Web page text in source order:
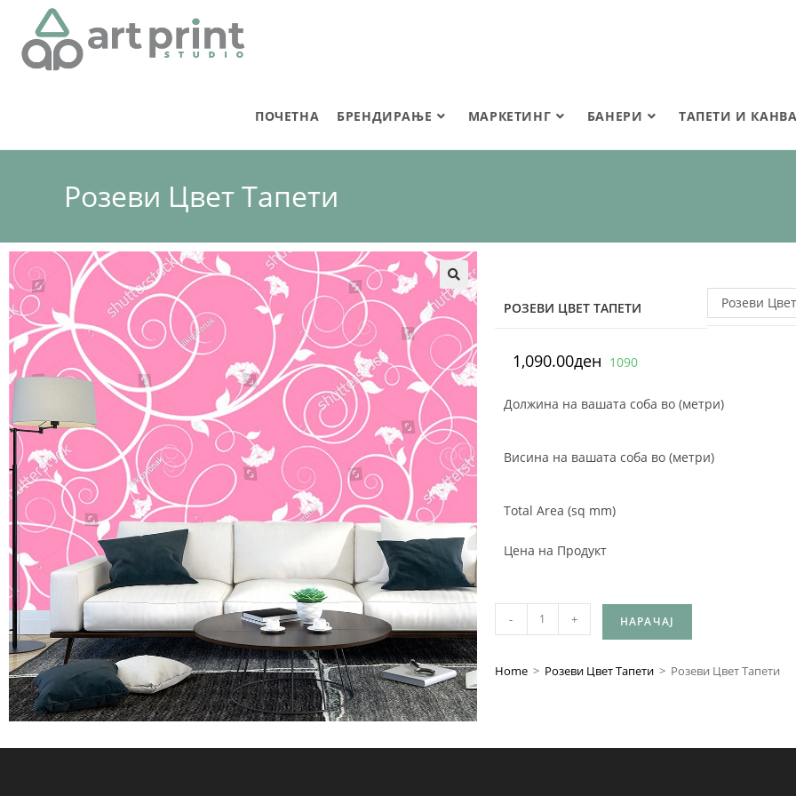
ПОЧЕТНА БРЕНДИРАЊЕ МАРКЕТИНГ БАНЕРИ ТАПЕТИ И
Розеви Цвет Тапети
🔍 РОЗЕВИ ЦВЕТ ТАПЕТИ Розеви
1,090.00ден 1090
Должина на вашата соба во (метри)
Висина на вашата соба во (метри)
Total Area (sq mm)
Цена на Продукт
- + НАРАЧАЈ
Home > Розеви Цвет Тапети > Розеви Цвет Тапети